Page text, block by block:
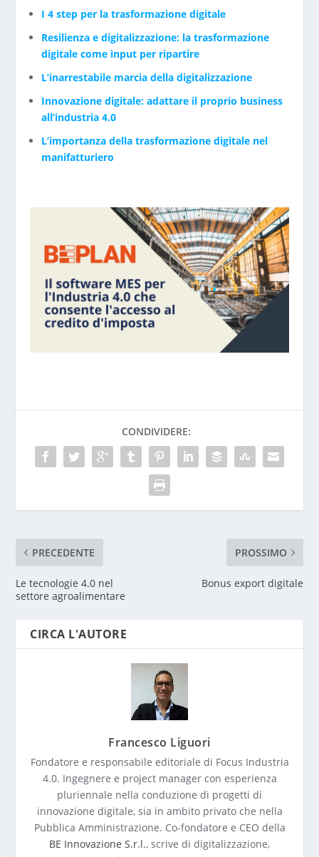
I 4 step per la trasformazione digitale
Resilienza e digitalizzazione: la trasformazione
digitale come input per ripartire
L’inarrestabile marcia della digitalizzazione
Innovazione digitale: adattare il proprio business
all’industria 4.0
L’importanza della trasformazione digitale nel
manifatturiero
CONDIVIDERE:
PRECEDENTE
Le tecnologie 4.0 nel
settore agroalimentare
PROSSIMO
Bonus export digitale
CIRCA L'AUTORE
Francesco Liguori
Fondatore e responsabile editoriale di Focus Industria
4.0. Ingegnere e project manager con esperienza
pluriennale nella conduzione di progetti di
innovazione digitale, sia in ambito privato che nella
Pubblica Amministrazione. Co-fondatore e CEO della
BE Innovazione S.r.l., scrive di digitalizzazione,